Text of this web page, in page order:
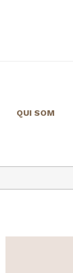
QUI SOM